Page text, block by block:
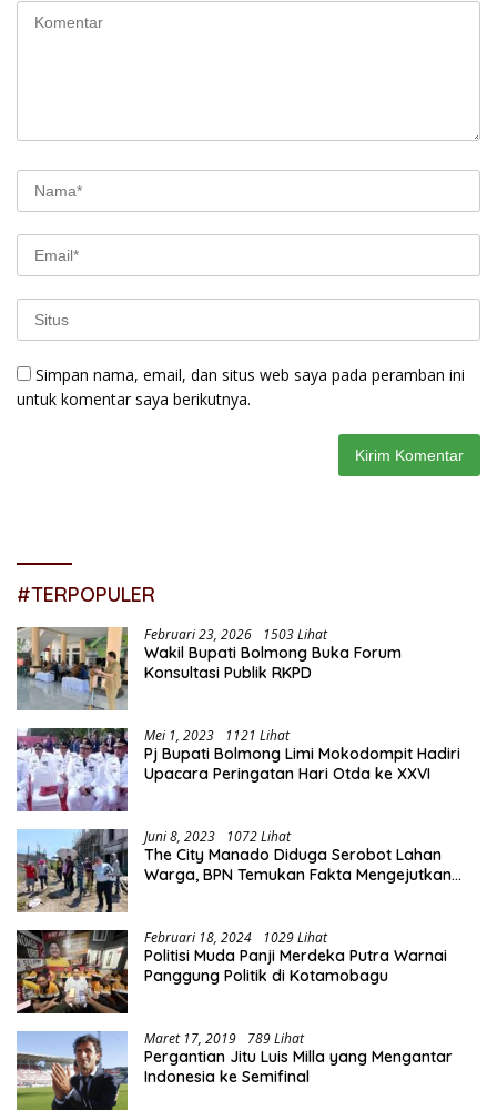
Simpan nama, email, dan situs web saya pada peramban ini
untuk komentar saya berikutnya.
#TERPOPULER
Februari 23, 2026 1503 Lihat
Wakil Bupati Bolmong Buka Forum
Konsultasi Publik RKPD
Mei 1, 2023 1121 Lihat
Pj Bupati Bolmong Limi Mokodompit Hadiri
Upacara Peringatan Hari Otda ke XXVI
Juni 8, 2023 1072 Lihat
The City Manado Diduga Serobot Lahan
Warga, BPN Temukan Fakta Mengejutkan
Februari 18, 2024 1029 Lihat
Politisi Muda Panji Merdeka Putra Warnai
Panggung Politik di Kotamobagu
Maret 17, 2019 789 Lihat
Pergantian Jitu Luis Milla yang Mengantar
Indonesia ke Semifinal